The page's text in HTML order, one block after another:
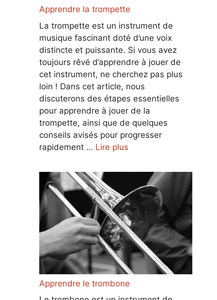
Apprendre la trompette
La trompette est un instrument de
musique fascinant doté d’une voix
distincte et puissante. Si vous avez
toujours rêvé d’apprendre à jouer de
cet instrument, ne cherchez pas plus
loin ! Dans cet article, nous
discuterons des étapes essentielles
pour apprendre à jouer de la
trompette, ainsi que de quelques
conseils avisés pour progresser
rapidement … Lire plus
Apprendre le trombone